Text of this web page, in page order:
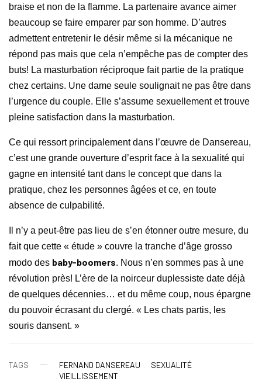
braise et non de la flamme. La partenaire avance aimer
beaucoup se faire emparer par son homme. D’autres
admettent entretenir le désir même si la mécanique ne
répond pas mais que cela n’empêche pas de compter des
buts! La masturbation réciproque fait partie de la pratique
chez certains. Une dame seule soulignait ne pas être dans
l’urgence du couple. Elle s’assume sexuellement et trouve
pleine satisfaction dans la masturbation.
Ce qui ressort principalement dans l’œuvre de Dansereau,
c’est une grande ouverture d’esprit face à la sexualité qui
gagne en intensité tant dans le concept que dans la
pratique, chez les personnes âgées et ce, en toute
absence de culpabilité.
Il n’y a peut-être pas lieu de s’en étonner outre mesure, du
fait que cette « étude » couvre la tranche d’âge grosso
modo des baby-boomers. Nous n’en sommes pas à une
révolution près! L’ère de la noirceur duplessiste date déjà
de quelques décennies… et du même coup, nous épargne
du pouvoir écrasant du clergé. « Les chats partis, les
souris dansent. »
TAGS FERNAND DANSEREAU
SEXUALITÉ
VIEILLISSEMENT